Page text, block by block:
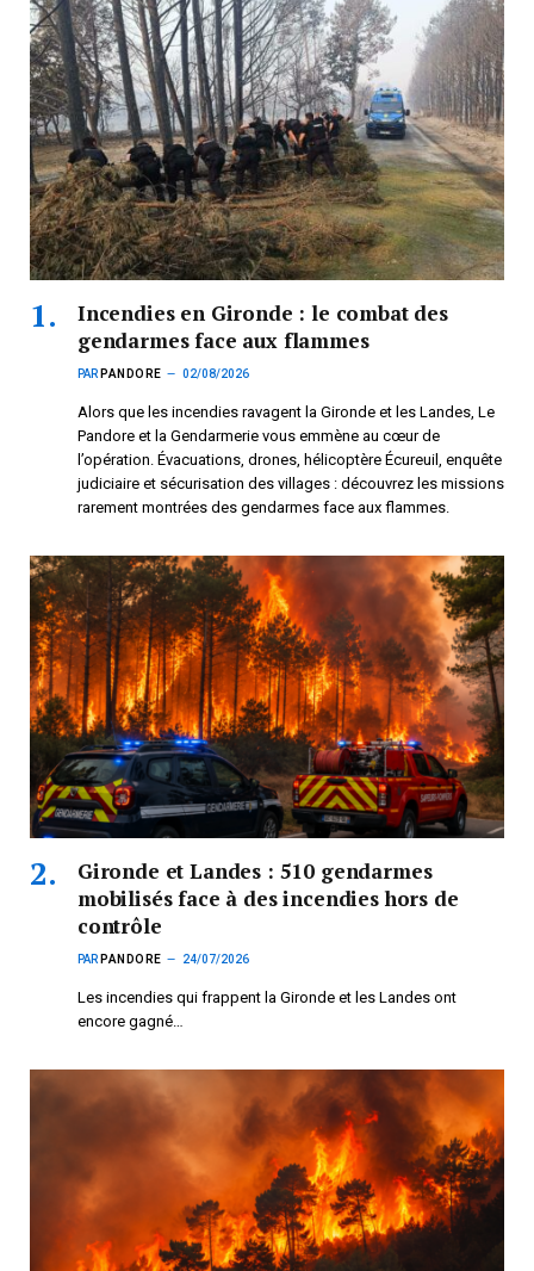
Incendies en Gironde : le combat des
gendarmes face aux flammes
PAR PANDORE 02/08/2026
Alors que les incendies ravagent la Gironde et les Landes, Le
Pandore et la Gendarmerie vous emmène au cœur de
l’opération. Évacuations, drones, hélicoptère Écureuil, enquête
judiciaire et sécurisation des villages : découvrez les missions
rarement montrées des gendarmes face aux flammes.
Gironde et Landes : 510 gendarmes
mobilisés face à des incendies hors de
contrôle
PAR PANDORE 24/07/2026
Les incendies qui frappent la Gironde et les Landes ont
encore gagné…